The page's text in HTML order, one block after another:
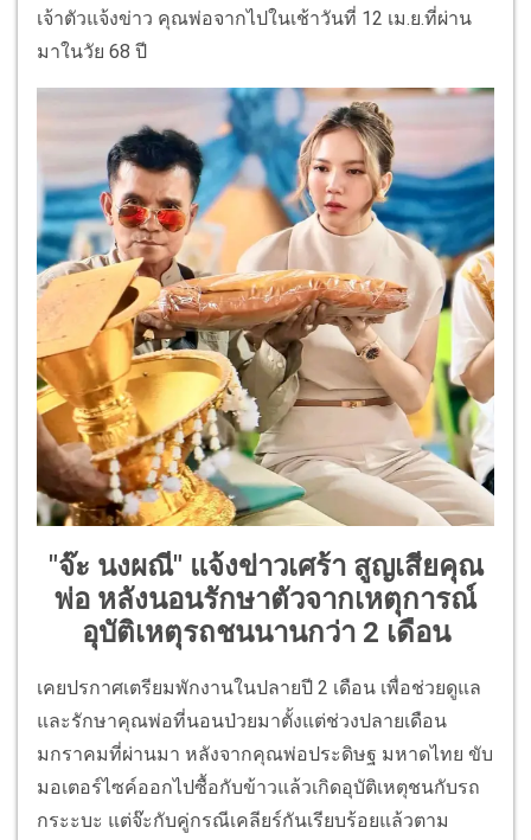
เจ้าตัวแจ้งข่าว คุณพ่อจากไปในเช้าวันที่ 12 เม.ย.ที่ผ่าน
มาในวัย 68 ปี
"จ๊ะ นงผณี" แจ้งข่าวเศร้า สูญเสียคุณ
พ่อ หลังนอนรักษาตัวจากเหตุการณ์
อุบัติเหตุรถชนนานกว่า 2 เดือน
เคยปรกาศเตรียมพักงานในปลายปี 2 เดือน เพื่อช่วยดูแล
และรักษาคุณพ่อที่นอนป่วยมาตั้งแต่ช่วงปลายเดือน
มกราคมที่ผ่านมา หลังจากคุณพ่อประดิษฐ มหาดไทย ขับ
มอเตอร์ไซค์ออกไปซื้อกับข้าวแล้วเกิดอุบัติเหตุชนกับรถ
กระะบะ แต่จ๊ะกับคู่กรณีเคลียร์กันเรียบร้อยแล้วตาม